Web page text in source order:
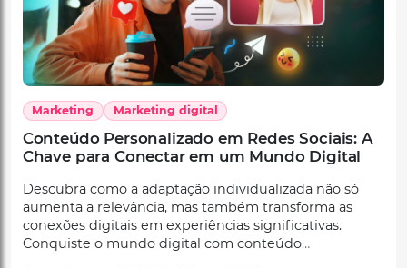
Marketing Marketing digital
Conteúdo Personalizado em Redes Sociais: A
Chave para Conectar em um Mundo Digital
Descubra como a adaptação individualizada não só
conexões digitais em experiências significativas.
Conquiste o mundo digital com conteúdo
personalizado agora!
PorEquipe Upnify 14 de febrero, 2024